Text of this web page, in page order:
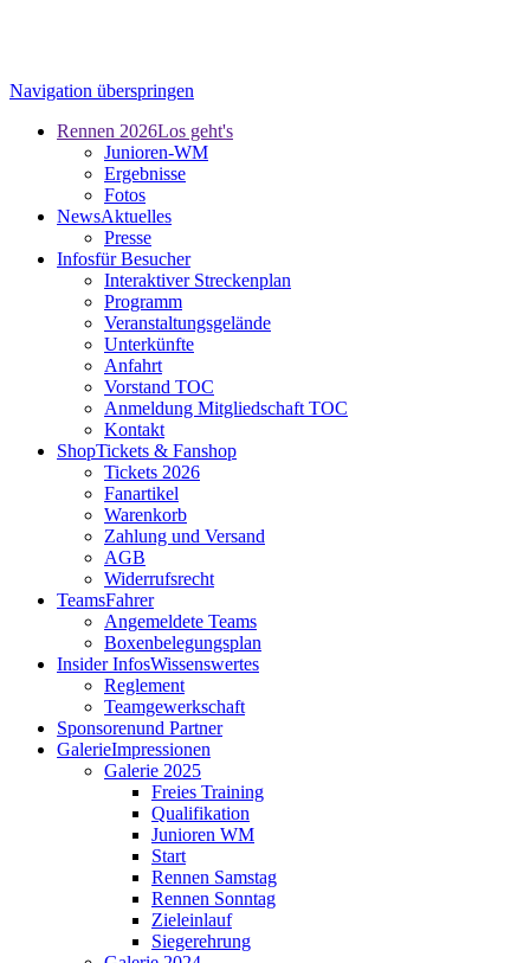
Navigation überspringen
Rennen 2026Los geht's
Junioren-WM
Ergebnisse
Fotos
NewsAktuelles
Presse
Infosfür Besucher
Interaktiver Streckenplan
Programm
Veranstaltungsgelände
Unterkünfte
Anfahrt
Vorstand TOC
Anmeldung Mitgliedschaft TOC
Kontakt
ShopTickets & Fanshop
Tickets 2026
Fanartikel
Warenkorb
Zahlung und Versand
AGB
Widerrufsrecht
TeamsFahrer
Angemeldete Teams
Boxenbelegungsplan
Insider InfosWissenswertes
Reglement
Teamgewerkschaft
Sponsorenund Partner
GalerieImpressionen
Galerie 2025
Freies Training
Qualifikation
Junioren WM
Start
Rennen Samstag
Rennen Sonntag
Zieleinlauf
Siegerehrung